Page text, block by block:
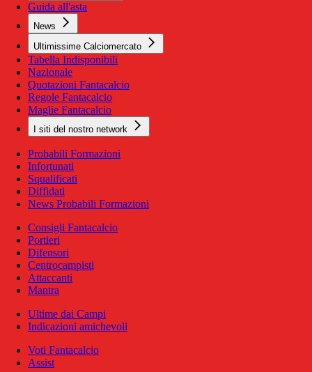
Guida all'asta
News
Ultimissime Calciomercato
Tabella Indisponibili
Nazionale
Quotazioni Fantacalcio
Regole Fantacalcio
Maglie Fantacalcio
I siti del nostro network
Probabili Formazioni
Infortunati
Squalificati
Diffidati
News Probabili Formazioni
Consigli Fantacalcio
Portieri
Difensori
Centrocampisti
Attaccanti
Mantra
Ultime dai Campi
Indicazioni amichevoli
Voti Fantacalcio
Assist